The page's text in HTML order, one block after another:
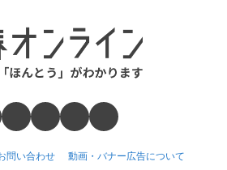
問い合わせ 動画・バナー広告について